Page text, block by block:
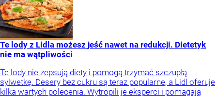
Te lody z Lidla możesz jeść nawet na redukcji. Dietetyk
nie ma wątpliwości
Te lody nie zepsują diety i pomogą trzymać szczupłą
sylwetkę. Desery bez cukru są teraz popularne, a Lidl oferuje
kilka wartych polecenia. Wytropili je eksperci i pomagają